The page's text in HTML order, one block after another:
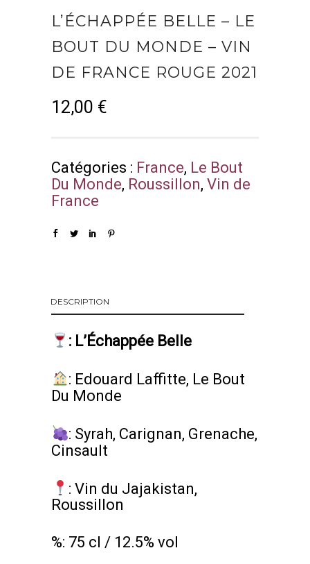
L’ÉCHAPPÉE BELLE – LE
BOUT DU MONDE – VIN
DE FRANCE ROUGE 2021
12,00 €
Catégories : France, Le Bout
Du Monde, Roussillon, Vin de
France
DESCRIPTION
: L’Échappée Belle
: Edouard Laffitte, Le Bout
Du Monde
: Syrah, Carignan, Grenache,
Cinsault
: Vin du Jajakistan,
Roussillon
%: 75 cl / 12.5% vol